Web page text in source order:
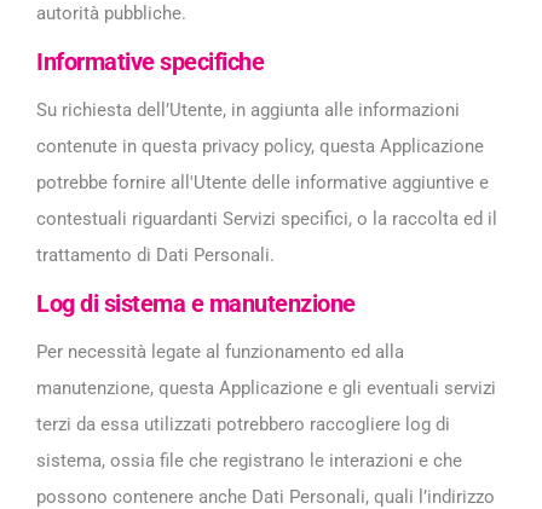
autorità pubbliche.
Informative specifiche
Su richiesta dell’Utente, in aggiunta alle informazioni
contenute in questa privacy policy, questa Applicazione
potrebbe fornire all'Utente delle informative aggiuntive e
contestuali riguardanti Servizi specifici, o la raccolta ed il
trattamento di Dati Personali.
Log di sistema e manutenzione
Per necessità legate al funzionamento ed alla
manutenzione, questa Applicazione e gli eventuali servizi
terzi da essa utilizzati potrebbero raccogliere log di
sistema, ossia file che registrano le interazioni e che
possono contenere anche Dati Personali, quali l’indirizzo